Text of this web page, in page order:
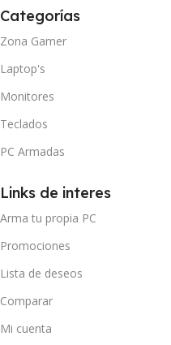
Categorías
Zona Gamer
Laptop's
Monitores
Teclados
PC Armadas
Links de interes
Arma tu propia PC
Promociones
Lista de deseos
Comparar
Mi cuenta